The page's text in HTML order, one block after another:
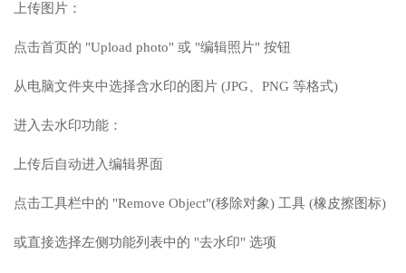
上传图片：
点击首页的 "Upload photo" 或 "编辑照片" 按钮
从电脑文件夹中选择含水印的图片 (JPG、PNG 等格式)
进入去水印功能：
上传后自动进入编辑界面
点击工具栏中的 "Remove Object"(移除对象) 工具 (橡皮擦图标)
或直接选择左侧功能列表中的 "去水印" 选项